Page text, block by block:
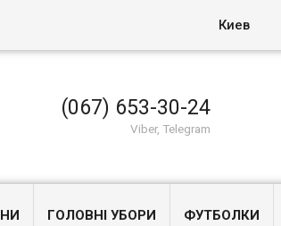
Киев
(067) 653-30-24
Viber, Telegram
ГОЛОВНІ УБОРИ ФУТБОЛКИ